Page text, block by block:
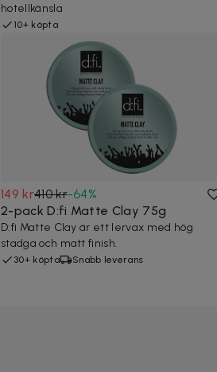
hotellkänsla
10+ köpta
149 kr410 kr-64%
2-pack D:fi Matte Clay 75g
D:fi Matte Clay är ett lervax med hög
stadga och matt finish.
30+ köpta Snabb leverans